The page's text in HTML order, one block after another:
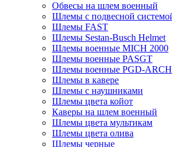
Обвесы на шлем военный
Шлемы c подвесной
Шлемы FAST
Шлемы Sestan-Busch Helmet
Шлемы военные MICH 2000
Шлемы военные PASGT
Шлемы военные PGD-ARCH
Шлемы в кавере
Шлемы с наушниками
Шлемы цвета койот
Каверы на шлем военный
Шлемы цвета мультикам
Шлемы цвета олива
Шлемы черные